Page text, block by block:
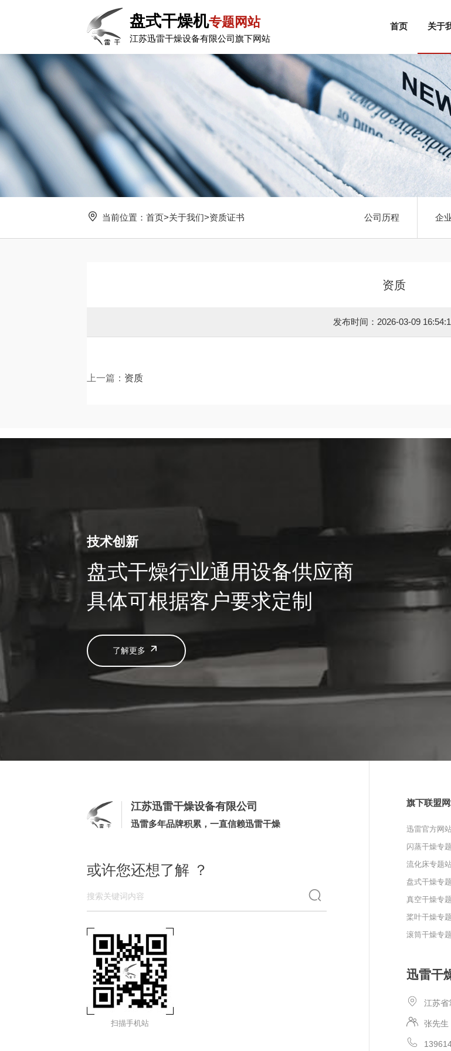
盘式干燥机专题网站
江苏迅雷干燥设备有限公司旗下网站
首页 关于
当前位置： 首页>关于我们>资质证书 公司历程 企
资质
发布时间：2026-03-09
上一篇： 资质
技术创新
盘式干燥行业通用设备供应商
具体可根据客户要求定制
了解更多
江苏迅雷干燥设备有限公司
迅雷多年品牌积累，一直信赖迅雷干燥
或许您还想了解 ？
扫描手机站
旗下联盟
迅雷官方网
闪蒸干燥专
流化床专题
盘式干燥专
真空干燥专
桨叶干燥专
滚筒干燥专
迅雷干
江苏省
张先生